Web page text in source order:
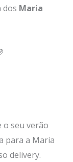
dos Maria
o seu verão
para a Maria
delivery.